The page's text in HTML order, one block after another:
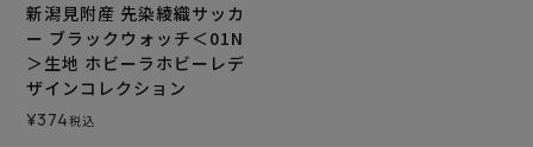
新潟見附産 先染綾織サッカ
ー ブラックウォッチ＜01N
＞生地 ホビーラホビーレデ
ザインコレクション
¥374税込